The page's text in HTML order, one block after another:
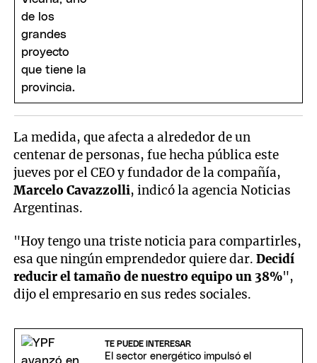
La medida, que afecta a alrededor de un
centenar de personas, fue hecha pública este
jueves por el CEO y fundador de la compañía,
Marcelo Cavazzolli, indicó la agencia Noticias
Argentinas.
"Hoy tengo una triste noticia para compartirles,
esa que ningún emprendedor quiere dar.Decidí
reducir el tamaño de nuestro equipo un 38%",
dijo el empresario en sus redes sociales.
TE PUEDE INTERESAR
El sector energético impulsó el